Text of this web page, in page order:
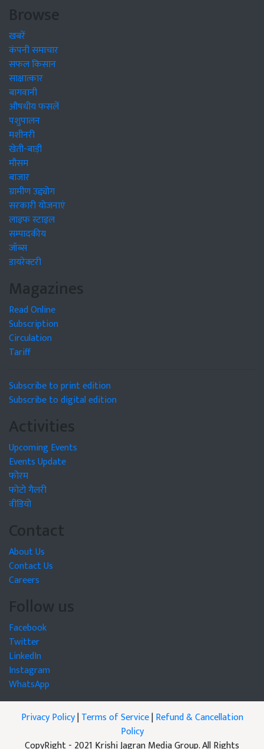
Browse
खबरें
कंपनी समाचार
सफल किसान
साक्षात्कार
बागवानी
औषधीय फसलें
पशुपालन
मशीनरी
खेती-बाड़ी
मौसम
बाजार
ग्रामीण उद्द्योग
सरकारी योजनाएं
लाइफ स्टाइल
सम्पादकीय
जॉब्स
डायरेक्टरी
Magazines
Read Online
Subscription
Circulation
Tariff
Subscribe to print edition
Subscribe to digital edition
Activities
Upcoming Events
Events Update
फोरम
फोटो गैलरी
वीडियो
Contact
About Us
Contact Us
Careers
Follow us
Facebook
Twitter
LinkedIn
Instagram
WhatsApp
Privacy Policy|Terms of Service|Refund & Cancellation
Policy
CopyRight - 2021 Krishi Jagran Media Group. All Rights